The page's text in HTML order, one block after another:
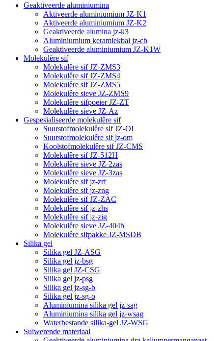
Geaktiveerde aluminiumina
Aktiveerde aluminiumium JZ-K1
Aktiveerde aluminiumium JZ-K2
Geaktiveerde alumina jz-k3
Aluminiumium keramiekbal jz-cb
Geaktiveerde aluminiumium JZ-K1W
Molekulêre sif
Molekulêre sif JZ-ZMS3
Molekulêre sif JZ-ZMS4
Molekulêre sif JZ-ZMS5
Molekulêre sieve JZ-ZMS9
Molekulêre sifpoeier JZ-ZT
Molekulêre sieve JZ-Az
Gespesialiseerde molekulêre sif
Suurstofmolekulêre sif JZ-OI
Suurstofmolekulêre sif jz-om
Koolstofmolekulêre sif JZ-CMS
Molekulêre sif JZ-512H
Molekulêre sieve JZ-2zas
Molekulêre sieve JZ-3zas
Molekulêre sif jz-zrf
Molekulêre sif jz-zng
Molekulêre sif JZ-ZAC
Molekulêre sif jz-zhs
Molekulêre sif jz-zig
Molekulêre sieve JZ-404b
Molekulêre sifpakke JZ-MSDB
Silika gel
Silika gel JZ-ASG
Silika gel jz-bsg
Silika gel JZ-CSG
Silika gel jz-psg
Silika gel jz-sg-b
Silika gel jz-sg-o
Aluminiumina silika gel jz-sag
Aluminiumina silika gel jz-wsag
Waterbestande silika-gel JZ-WSG
Suiwerende materiaal